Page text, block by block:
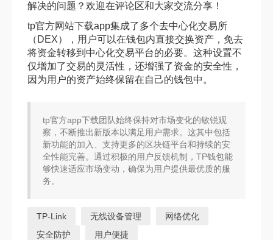
解决的问题？欢迎在评论区和大家交流分享！
tp官方网站下载app集成了多个去中心化交易所
（DEX），用户可以在钱包内直接交换资产，免去
将资金转移到中心化交易平台的必要。这种设置不
仅增加了交易的灵活性，还增强了资金的安全性，
因为用户的资产始终保留在自己的钱包中。
tp官方app下载团队始终保持对市场变化的敏锐观
察，不断推出新版本以满足用户需求。这其中包括
新功能的加入、支持更多的区块链平台和持续的安
全性能完善。通过积极的用户反馈机制，TP钱包能
够快速适应市场变动，确保为用户提供最优质的服
务。
TP-Link 无线设备管理
网络优化
安全防护
用户便捷